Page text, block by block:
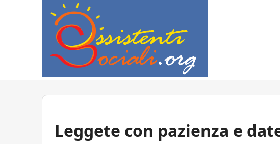
Leggete con pazienza e